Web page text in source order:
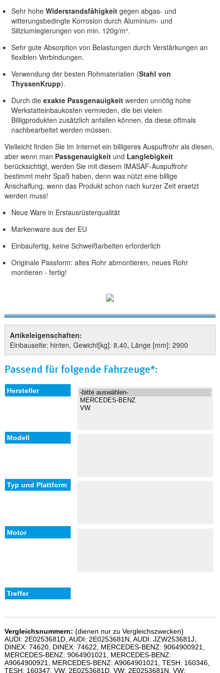
Sehr hohe Widerstandsfähigkeit gegen abgas- und
witterungsbedingte Korrosion durch Aluminium- und
Siliziumlegierungen von min. 120g/m².
Sehr gute Absorption von Belastungen durch Verstärkungen an
flexiblen Verbindungen.
Verwendung der besten Rohmaterialien (Stahl von
ThyssenKrupp).
Durch dieexakte Passgenauigkeitwerden unnötig hohe
Werkstatteinbaukosten vermieden, die bei vielen
Billigprodukten zusätzlich anfallen können, da diese oftmals
nachbearbeitet werden müssen.
Vielleicht finden Sie im Internet ein billigeres Auspuffrohr als diesen,
aber wenn man Passgenauigkeit und Langlebigkeit
berücksichtigt, werden Sie mit diesem IMASAF-Auspuffrohr
bestimmt mehr Spaß haben, denn was nützt eine billige
Anschaffung, wenn das Produkt schon nach kurzer Zeit ersetzt
werden muss!
Neue Ware in Erstausrüsterqualität
Markenware aus der EU
Einbaufertig, keine Schweißarbeiten erforderlich
Originale Passform: altes Rohr abmontieren, neues Rohr
montieren - fertig!
Artikeleigenschaften:
Einbauseite: hinten, Gewicht[kg]: 8,40, Länge [mm]: 2900
Passend für folgende Fahrzeuge*:
Vergleichsnummern: (dienen nur zu Vergleichszwecken)
AUDI: 2E0253681D, AUDI: 2E0253681N, AUDI: JZW253681J,
DINEX: 74620, DINEX: 74622, MERCEDES-BENZ: 9064900921,
MERCEDES-BENZ: 9064901021, MERCEDES-BENZ:
A9064900921, MERCEDES-BENZ: A9064901021, TESH: 160346,
TESH: 160347, VW: 2E0253681D, VW: 2E0253681N, VW: